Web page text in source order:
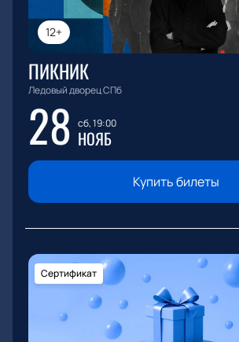
12+
ПИКНИК
Ледовый дворец СПб
28 сб, 19:00
НОЯБ
Купить билеты
Сертификат